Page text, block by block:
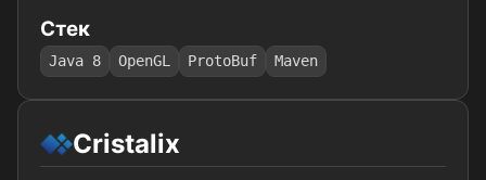
Стек
Java 8 OpenGL ProtoBuf Maven
Cristalix